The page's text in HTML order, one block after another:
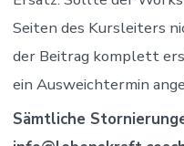
Seiten des Kursleiters
der Beitrag komplett
ein Ausweichtermin
Sämtliche